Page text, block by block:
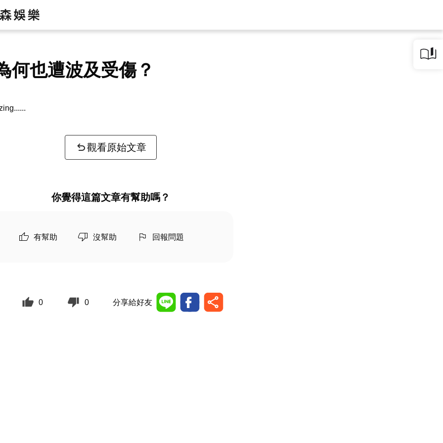
何也遭波及受傷？
觀看原始文章
你覺得這篇文章有幫助嗎？
有幫助 沒幫助 回報問題
0 0 分享給好友